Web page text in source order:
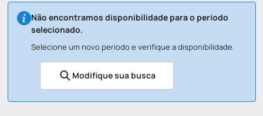
Não encontramos disponibilidade para o período
selecionado.
Selecione um novo período e verifique a disponibilidade.
Modifique sua busca